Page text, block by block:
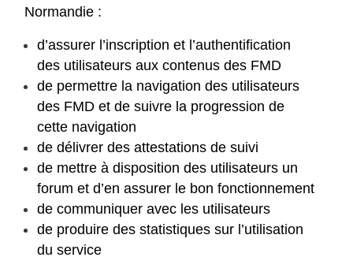
Normandie :
d’assurer l’inscription et l’authentification
des utilisateurs aux contenus des FMD
de permettre la navigation des utilisateurs
des FMD et de suivre la progression de
cette navigation
de délivrer des attestations de suivi
de mettre à disposition des utilisateurs un
forum et d’en assurer le bon fonctionnement
de communiquer avec les utilisateurs
de produire des statistiques sur l’utilisation
du service